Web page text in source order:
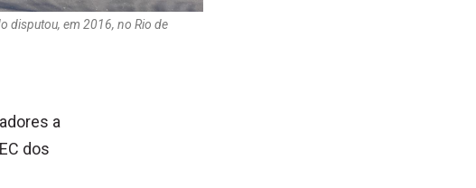
disputou, em 2016, no Rio de
a
dos